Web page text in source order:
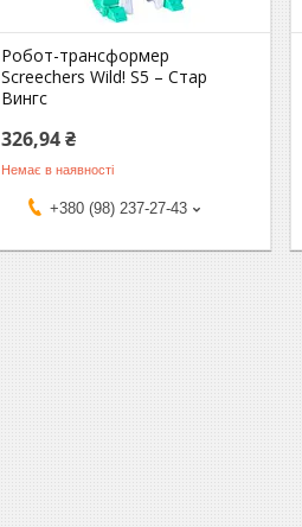
Робот-трансформер
Screechers Wild! S5 – Стар
Вингс
326,94 ₴
Немає в наявності
+380 (98) 237-27-43